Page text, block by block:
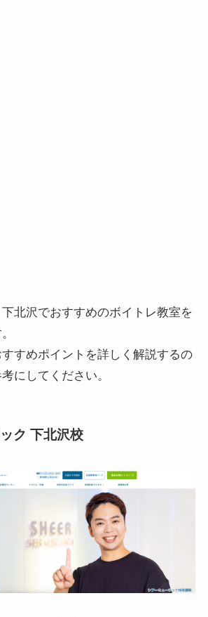
北沢でおすすめのボイトレ教室を
すめポイントを詳しく解説するの
にしてください。
ク 下北沢校